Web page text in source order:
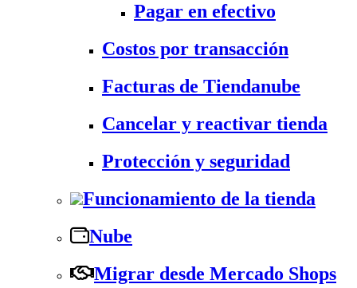
Pagar en efectivo
Costos por transacción
Facturas de Tiendanube
Cancelar y reactivar tienda
Protección y seguridad
Funcionamiento de la tienda
Nube
Migrar desde Mercado Shops